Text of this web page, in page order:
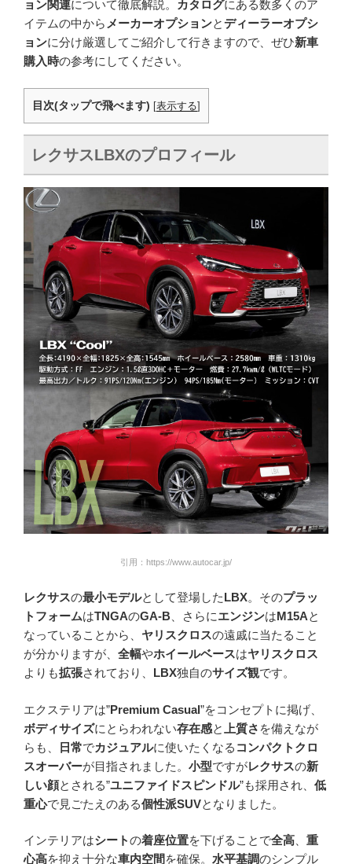
ョン関連について徹底解説。 カタログにある数多くのア
イテムの中から メーカーオプションとディーラーオプシ
ョンに分け厳選してご紹介して行きますので、ぜひ新車
購入時の参考にしてください。
目次(タップで飛べます) [表示する]
レクサスLBXのプロフィール
引用：https://www.autocar.jp/
レクサスの最小モデルとして登場したLBX。そのプラッ
トフォームはTNGAのGA-B 、さらにエンジンはM15Aと
なっていることから、 ヤリスクロスの遠戚に当たること
が分かりますが、 全幅やホイールベースはヤリスクロス
よりも拡張されており、 LBX独自のサイズ観です。
エクステリアは”Premium Casual”をコンセプトに掲げ、
ボディサイズにとらわれない存在感と 上質さ を備えなが
らも、
日常でカジュアルに使いたくなる コンパクトクロ
スオーバーが目指されました。 小型ですがレクサスの新
しい顔とされる”ユニファイドスピンドル”も採用され、 低
重心で見ごたえのある個性派SUVとなりました。
インテリアはシートの着座位置を下げることで全高
重
心高を抑え十分な車内空間 を確保。 水平基調のシンプル